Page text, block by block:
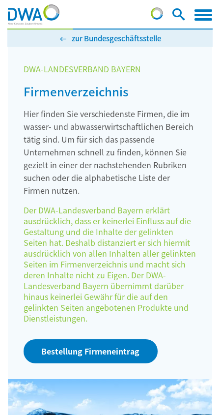
zur Bundesgeschäftsstelle
DWA-LANDESVERBAND BAYERN
Firmenverzeichnis
Hier finden Sie verschiedenste Firmen, die im
wasser- und abwasserwirtschaftlichen Bereich
tätig sind. Um für sich das passende
Unternehmen schnell zu finden, können Sie
gezielt in einer der nachstehenden Rubriken
suchen oder die alphabetische Liste der
Firmen nutzen.
Der DWA-Landesverband Bayern erklärt
ausdrücklich, dass er keinerlei Einfluss auf die
Gestaltung und die Inhalte der gelinkten
Seiten hat. Deshalb distanziert er sich hiermit
ausdrücklich von allen Inhalten aller gelinkten
Seiten im Firmenverzeichnis und macht sich
deren Inhalte nicht zu Eigen. Der DWA-
Landesverband Bayern übernimmt darüber
hinaus keinerlei Gewähr für die auf den
gelinkten Seiten angebotenen Produkte und
Dienstleistungen.
Bestellung Firmeneintrag